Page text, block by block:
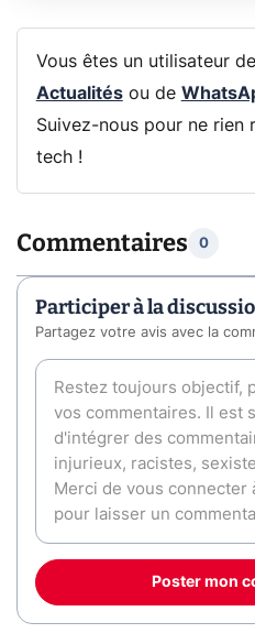
Vous êtes un utilisateur de
Actualitésou de
Suivez-nous pour ne rien
tech !
Commentaires 0
Participer à la
Partagez votre avis avec la
Poster mon